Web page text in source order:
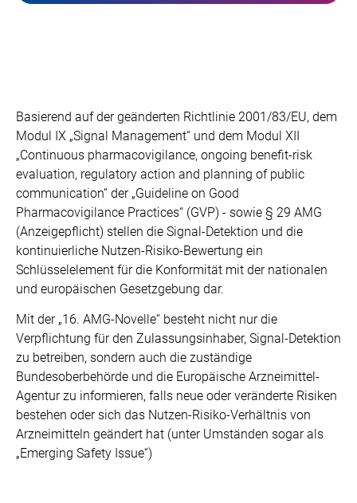
Basierend auf der geänderten Richtlinie 2001/83/EU, dem
Modul IX „Signal Management“ und dem Modul XII
„Continuous pharmacovigilance, ongoing benefit-risk
evaluation, regulatory action and planning of public
communication“ der „Guideline on Good
Pharmacovigilance Practices“ (GVP) - sowie § 29 AMG
(Anzeigepflicht) stellen die Signal-Detektion und die
kontinuierliche Nutzen-Risiko-Bewertung ein
Schlüsselelement für die Konformität mit der nationalen
und europäischen Gesetzgebung dar.
Mit der „16. AMG-Novelle“ besteht nicht nur die
Verpflichtung für den Zulassungsinhaber, Signal-Detektion
zu betreiben, sondern auch die zuständige
Bundesoberbehörde und die Europäische Arzneimittel-
Agentur zu informieren, falls neue oder veränderte Risiken
bestehen oder sich das Nutzen-Risiko-Verhältnis von
Arzneimitteln geändert hat (unter Umständen sogar als
„Emerging Safety Issue“)